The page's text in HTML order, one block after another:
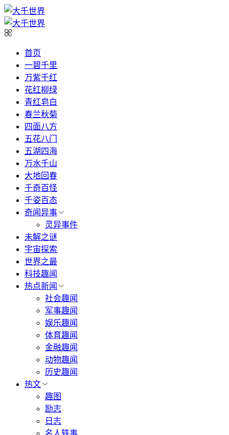
首页
一碧千里
万紫千红
花红柳绿
青红皂白
春兰秋菊
四面八方
五花八门
五湖四海
万水千山
大地回春
千奇百怪
千姿百态
奇闻异事
灵异事件
未解之谜
宇宙探索
世界之最
科技趣闻
热点新闻
社会趣闻
军事趣闻
娱乐趣闻
体育趣闻
金融趣闻
动物趣闻
历史趣闻
热文
趣图
励志
日志
名人轶事